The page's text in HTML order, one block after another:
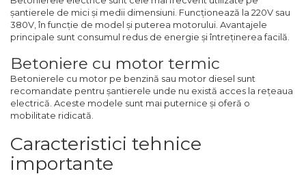
Pompa transfer lichide
Pompa Aer
Ulei Hidraulic
Troliu
Palan
Dinamometric
Carucior Scule
șantierele de mici și medii dimensiuni. Funcționează la 220V sau
380V, în funcție de model și puterea motorului. Avantajele
principale sunt consumul redus de energie și întreținerea facilă.
Betoniere cu motor termic
Betonierele cu motor pe benzină sau motor diesel sunt
recomandate pentru șantierele unde nu există acces la rețeaua
electrică. Aceste modele sunt mai puternice și oferă o
mobilitate ridicată.
Caracteristici tehnice
importante